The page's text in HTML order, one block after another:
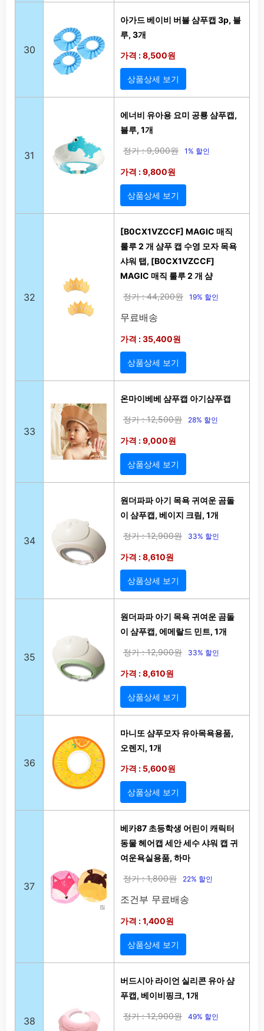
30
아가드 베이비 버블 샴푸캡 3p, 블
루, 3개
가격 : 8,500원
상품상세 보기
31
에너비 유아용 요미 공룡 샴푸캡,
블루, 1개
정가 : 9,900원 1% 할인
가격 : 9,800원
상품상세 보기
32
[B0CX1VZCCF] MAGIC 매직
룰루 2 개 샴푸 캡 수영 모자 목욕
샤워 탭, [B0CX1VZCCF]
MAGIC 매직 룰루 2 개 샴
정가 : 44,200원 19% 할인
무료배송
가격 : 35,400원
상품상세 보기
33
온마이베베 샴푸캡 아기샴푸캡
정가 : 12,500원 28% 할인
가격 : 9,000원
상품상세 보기
34
원더파파 아기 목욕 귀여운 곰돌
이 샴푸캡, 베이지 크림, 1개
정가 : 12,900원 33% 할인
가격 : 8,610원
상품상세 보기
35
원더파파 아기 목욕 귀여운 곰돌
이 샴푸캡, 에메랄드 민트, 1개
정가 : 12,900원 33% 할인
가격 : 8,610원
상품상세 보기
36
마니또 샴푸모자 유아목욕용품,
오렌지, 1개
가격 : 5,600원
상품상세 보기
37
베카87 초등학생 어린이 캐릭터
동물 헤어캡 세안 세수 샤워 캡 귀
여운욕실용품, 하마
정가 : 1,800원 22% 할인
조건부 무료배송
가격 : 1,400원
상품상세 보기
38
버드시아 라이언 실리콘 유아 샴
푸캡, 베이비핑크, 1개
정가 : 12,900원 49% 할인